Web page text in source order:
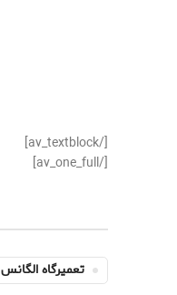
[/av_textblock]
[/av_one_full]
تعمیرگاه الگانس